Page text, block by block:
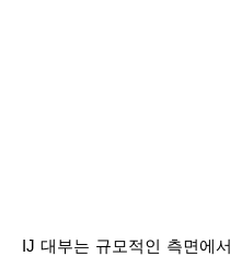
IJ 대부는 규모적인 측면에